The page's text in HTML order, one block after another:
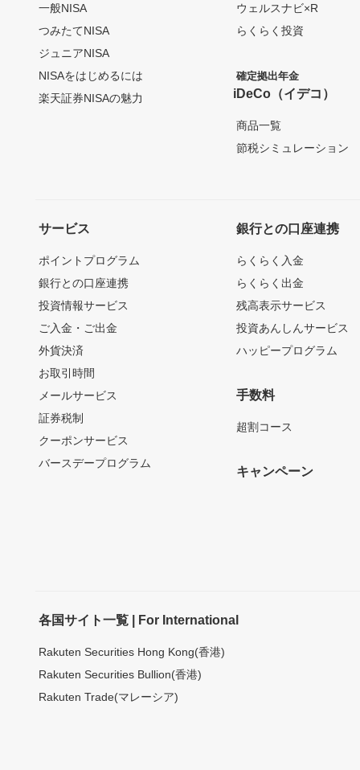
一般NISA
つみたてNISA
ジュニアNISA
NISAをはじめるには
楽天証券NISAの魅力
ウェルスナビ×R
らくらく投資
確定拠出年金
iDeCo（イデコ）
商品一覧
節税シミュレーション
サービス
ポイントプログラム
銀行との口座連携
投資情報サービス
ご入金・ご出金
外貨決済
お取引時間
メールサービス
証券税制
クーポンサービス
バースデープログラム
銀行との口座連携
らくらく入金
らくらく出金
残高表示サービス
投資あんしんサービス
ハッピープログラム
手数料
超割コース
キャンペーン
各国サイト一覧 | For International
Rakuten Securities Hong Kong(香港)
Rakuten Securities Bullion(香港)
Rakuten Trade(マレーシア)